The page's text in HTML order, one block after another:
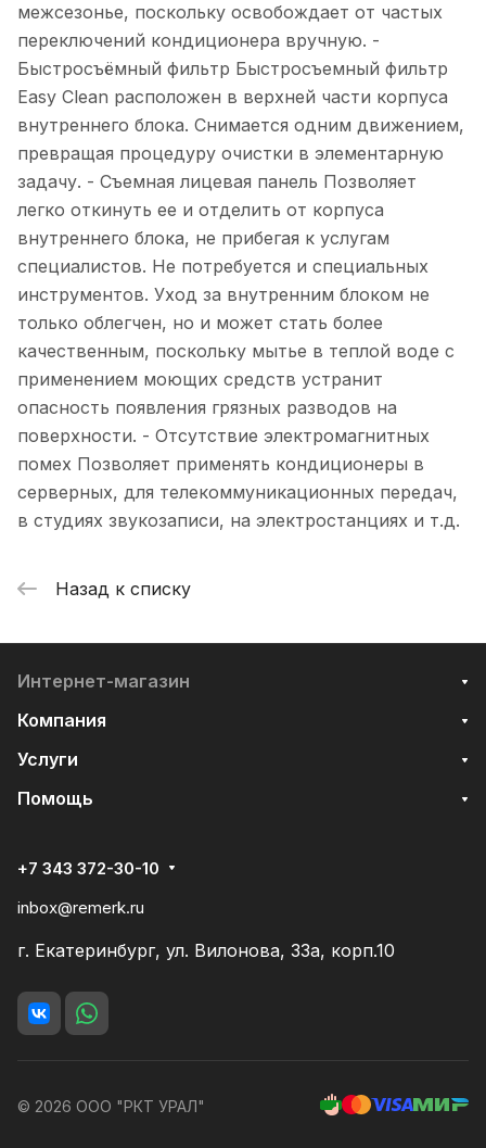
межсезонье, поскольку освобождает от частых
переключений кондиционера вручную. -
Быстросъёмный фильтр Быстросъемный фильтр
Easy Clean расположен в верхней части корпуса
внутреннего блока. Снимается одним движением,
превращая процедуру очистки в элементарную
задачу. - Съемная лицевая панель Позволяет
легко откинуть ее и отделить от корпуса
внутреннего блока, не прибегая к услугам
специалистов. Не потребуется и специальных
инструментов. Уход за внутренним блоком не
только облегчен, но и может стать более
качественным, поскольку мытье в теплой воде с
применением моющих средств устранит
опасность появления грязных разводов на
поверхности. - Отсутствие электромагнитных
помех Позволяет применять кондиционеры в
серверных, для телекоммуникационных передач,
в студиях звукозаписи, на электростанциях и т.д.
Назад к списку
Интернет-магазин
Компания
Услуги
Помощь
+7 343 372-30-10
inbox@remerk.ru
г. Екатеринбург, ул. Вилонова, 33а, корп.10
© 2026 ООО "РКТ УРАЛ"